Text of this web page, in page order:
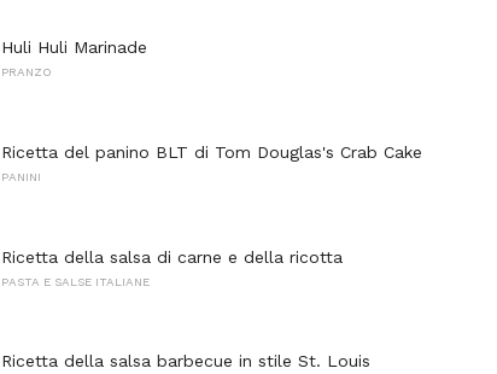
Huli Huli Marinade
PRANZO
Ricetta del panino BLT di Tom Douglas's Crab Cake
PANINI
Ricetta della salsa di carne e della ricotta
PASTA E SALSE ITALIANE
Ricetta della salsa barbecue in stile St. Louis